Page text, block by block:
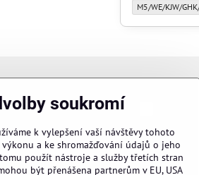
HPA adaptér pro
M5/WE/KJW/
Newsletter Chci
soukromí
k vylepšení vaší návštěvy tohoto
a ke shromažďování údajů o jeho
použít nástroje a služby třetích stran
být přenášena partnerům v EU, USA